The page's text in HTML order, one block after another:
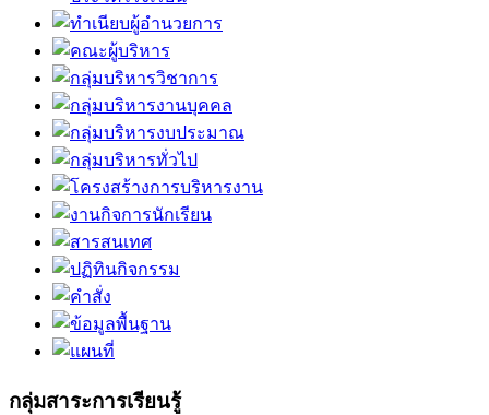
กลุ่มสาระการเรียนรู้